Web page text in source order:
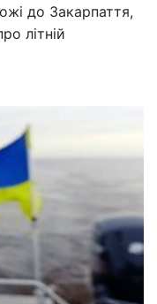
до Закарпаття,
літній